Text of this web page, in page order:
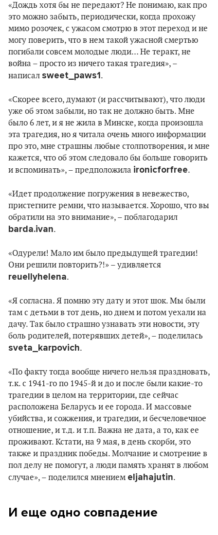
«Дождь хотя бы не передают? Не понимаю, как про
это можно забыть, периодически, когда прохожу
мимо розочек, с ужасом смотрю в этот переход и не
могу поверить, что в нем такой ужасной смертью
погибали совсем молодые люди… Не теракт, не
война – просто из ничего такая трагедия», –
написал sweet_paws1.
«Скорее всего, думают (и рассчитывают), что люди
уже об этом забыли, но так не должно быть. Мне
было 6 лет, и я не жила в Минске, когда произошла
эта трагедия, но я читала очень много информации
про это, мне страшны любые столпотворения, и мне
кажется, что об этом следовало бы больше говорить
и вспоминать», – предположила ironicforfree.
«Идет продолжение погружения в невежество,
пристегните ремни, что называется. Хорошо, что вы
обратили на это внимание», – поблагодарил
barda.ivan.
«Одурели! Мало им было предыдущей трагедии!
Они решили повторить?!» – удивляется
reuellyhelena.
«Я согласна. Я помню эту дату и этот шок. Мы были
там с детьми в тот день, но днем и потом уехали на
дачу. Так было страшно узнавать эти новости, эту
боль родителей, потерявших детей», – поделилась
sveta_karpovich.
«По факту тогда вообще ничего нельзя праздновать,
т.к. с 1941-го по 1945-й и до и после были какие-то
трагедии в целом на территории, где сейчас
расположена Беларусь и ее города. И массовые
убийства, и сожжения, и трагедии, и бесчеловечное
отношение, и т.д. и т.п. Важна не дата, а то, как ее
проживают. Кстати, на 9 мая, в день скорби, это
также и праздник победы. Молчание и смотрение в
пол делу не помогут, а люди память хранят в любом
случае», – поделился мнением eljahajutin.
И еще одно совпадение